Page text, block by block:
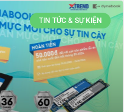
TIN TỨC & SỰ KIỆN